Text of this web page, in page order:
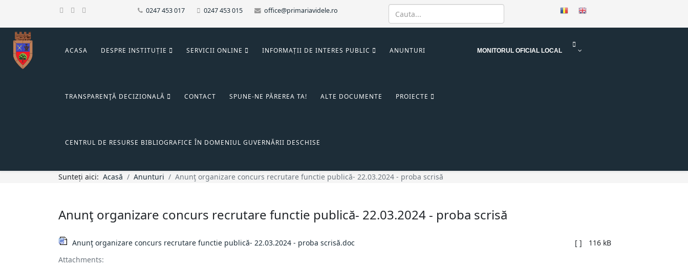
0247 453 017 0247 453 015 office@primariavidele.ro
ACASA DESPRE INSTITUȚIE SERVICII ONLINE INFORMAȚII DE INTERES PUBLIC ANUNTURI
TRANSPARENŢĂ DECIZIONALĂ CONTACT SPUNE-NE PĂREREA TA! ALTE DOCUMENTE PROIECTE
CENTRUL DE RESURSE BIBLIOGRAFICE ÎN DOMENIUL GUVERNĂRII DESCHISE
MONITORUL OFICIAL LOCAL
Sunteți aici: Acasă Anunturi Anunţ organizare concurs recrutare functie publică- 22.03.2024 - proba scrisă
Anunţ organizare concurs recrutare functie publică- 22.03.2024 - proba scrisă
Attachments:
Anunţ organizare concurs recrutare functie publică- 22.03.2024 - proba scrisă.doc [ ] 116 kB